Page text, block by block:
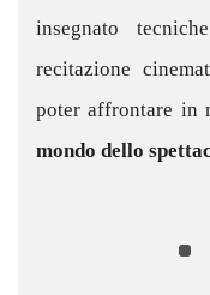
insegnato
recitazione
poter affrontare in
mondo dello